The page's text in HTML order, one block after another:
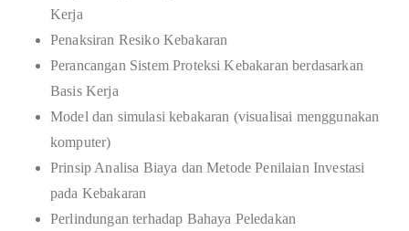
Kerja
Penaksiran Resiko Kebakaran
Perancangan Sistem Proteksi Kebakaran berdasarkan
Basis Kerja
Model dan simulasi kebakaran (visualisai menggunakan
komputer)
Prinsip Analisa Biaya dan Metode Penilaian Investasi
pada Kebakaran
Perlindungan terhadap Bahaya Peledakan